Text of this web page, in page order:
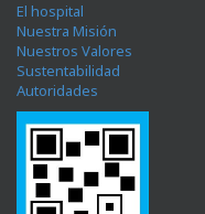
El hospital
Nuestra Misión
Nuestros Valores
Sustentabilidad
Autoridades